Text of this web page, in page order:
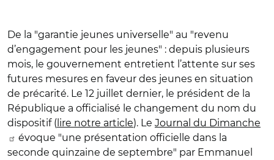
De la "garantie jeunes universelle" au "revenu
d’engagement pour les jeunes" : depuis plusieurs
mois, le gouvernement entretient l’attente sur ses
futures mesures en faveur des jeunes en situation
de précarité. Le 12 juillet dernier, le président de la
République a officialisé le changement du nom du
dispositif ( lire notre article). Le Journal du Dimanche
évoque "une présentation officielle dans la
seconde quinzaine de septembre" par Emmanuel